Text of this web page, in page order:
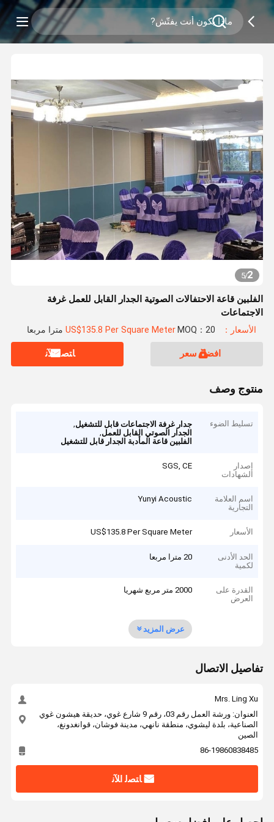
2
/
5
الفلبين قاعة الاحتفالات الصوتية الجدار القابل للعمل غرفة
الاجتماعات
الأسعار：US$135.8 Per Square Meter MOQ：20 مترا مربعا
افضل سعر ﺎﺘﺼﻟ ﺍﻶﻧ
منتوج وصف
تسليط الضوء جدار غرفة الاجتماعات قابل للتشغيل,
الجدار الصوتي القابل للعمل,
الفلبين قاعة المأدبة الجدار قابل للتشغيل
إصدار
الشهادات
SGS, CE
اسم العلامة
التجارية
Yunyi Acoustic
الأسعار US$135.8 Per Square Meter
الحد الأدنى
لكمية
20 مترا مربعا
القدرة على
العرض
2000 متر مربع شهريا
عرض المزيد
تفاصيل الاتصال
Mrs. Ling Xu
العنوان: ورشة العمل رقم 03، رقم 9 شارع غوي، حديقة هيشون غوي
الصناعية، بلدة ليشوي، منطقة نانهي، مدينة فوشان، قوانغدونغ،
الصين
86-19860838485
ﺎﺘﺼﻟ ﺍﻶﻧ